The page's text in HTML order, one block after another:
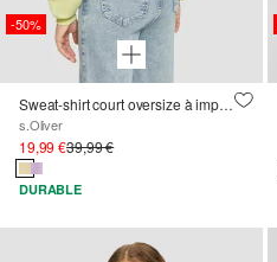
-50%
Sweat-shirt court oversize à imprimé dans le dos et effet délavé
s.Oliver
19,99 €39,99 €
DURABLE